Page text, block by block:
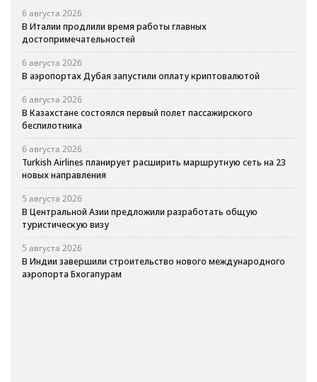
6 августа 2026
В Италии продлили время работы главных
достопримечательностей
6 августа 2026
В аэропортах Дубая запустили оплату криптовалютой
6 августа 2026
В Казахстане состоялся первый полет пассажирского
беспилотника
6 августа 2026
Turkish Airlines планирует расширить маршрутную сеть на 23
новых направления
5 августа 2026
В Центральной Азии предложили разработать общую
туристическую визу
5 августа 2026
В Индии завершили строительство нового международного
аэропорта Бхогапурам